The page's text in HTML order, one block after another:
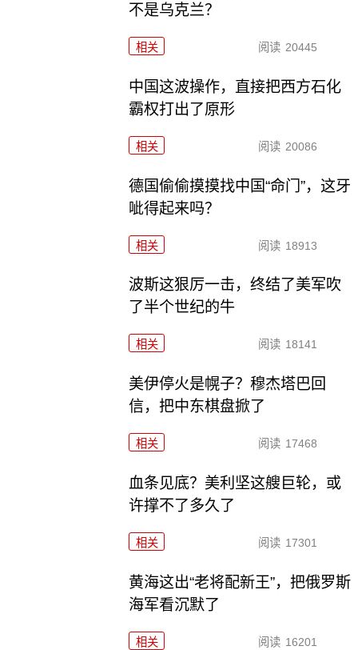
不是乌克兰？
相关 阅读 20445
中国这波操作，直接把西方石化
霸权打出了原形
相关 阅读 20086
德国偷偷摸摸找中国“命门”，这牙
呲得起来吗？
相关 阅读 18913
波斯这狠厉一击，终结了美军吹
了半个世纪的牛
相关 阅读 18141
美伊停火是幌子？穆杰塔巴回
信，把中东棋盘掀了
相关 阅读 17468
血条见底？美利坚这艘巨轮，或
许撑不了多久了
相关 阅读 17301
黄海这出“老将配新王”，把俄罗斯
海军看沉默了
相关 阅读 16201